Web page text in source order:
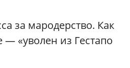
за мародерство. Как
— «уволен из Гестапо